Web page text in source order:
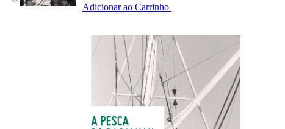
Adicionar ao Carrinho